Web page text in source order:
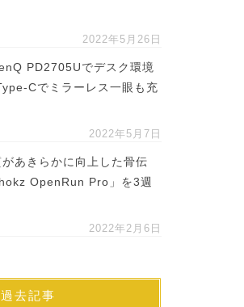
2022年5月26日
PD2705Uでデスク環境
Cでミラーレス一眼も充
2022年5月7日
あきらかに向上した骨伝
OpenRun Pro」を3週
2022年2月6日
過去記事